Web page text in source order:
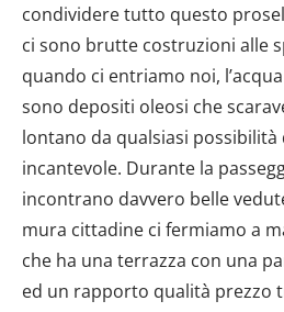
condividere tutto questo
ci sono brutte costruzioni alle
quando ci entriamo noi,
sono depositi oleosi che
lontano da qualsiasi possibilità
incantevole. Durante la
incontrano davvero belle
mura cittadine ci fermiamo a
che ha una terrazza con una
ed un rapporto qualità prezzo